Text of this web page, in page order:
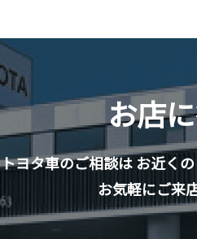
お店
トヨタ車のご相談はお近く
お気軽にご来